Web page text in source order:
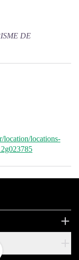
DE
location/locations-